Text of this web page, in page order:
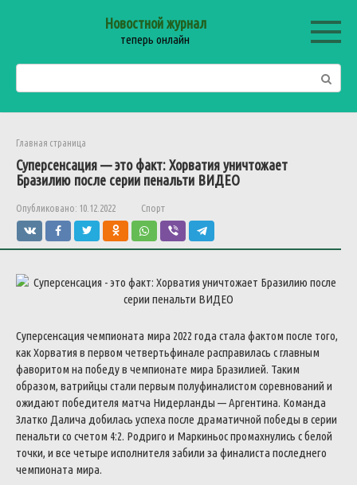
Новостной журнал
теперь онлайн
Главная страница
Суперсенсация — это факт: Хорватия уничтожает
Бразилию после серии пенальти ВИДЕО
Опубликовано: 10.12.2022 Спорт
Суперсенсация чемпионата мира 2022 года стала фактом после того,
как Хорватия в первом четвертьфинале расправилась с главным
фаворитом на победу в чемпионате мира Бразилией. Таким
образом, ватрийцы стали первым полуфиналистом соревнований и
ожидают победителя матча Нидерланды — Аргентина. Команда
Златко Далича добилась успеха после драматичной победы в серии
пенальти со счетом 4:2. Родриго и Маркиньос промахнулись с белой
точки, и все четыре исполнителя забили за финалиста последнего
чемпионата мира.